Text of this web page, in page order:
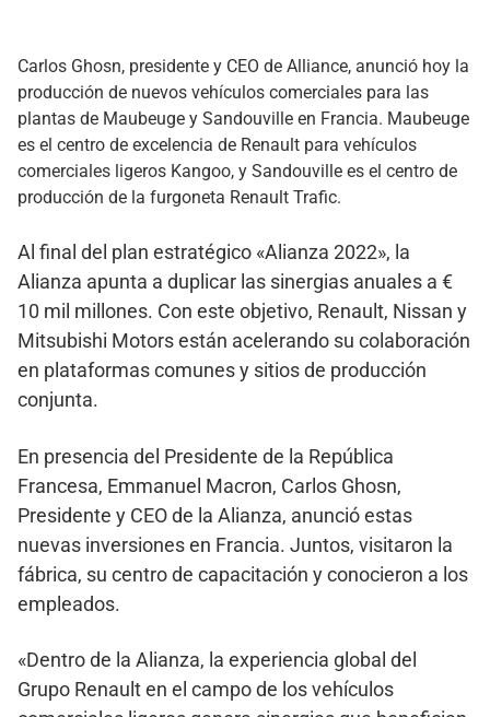
Carlos Ghosn, presidente y CEO de Alliance, anunció hoy la
producción de nuevos vehículos comerciales para las
plantas de Maubeuge y Sandouville en Francia. Maubeuge
es el centro de excelencia de Renault para vehículos
comerciales ligeros Kangoo, y Sandouville es el centro de
producción de la furgoneta Renault Trafic.
Al final del plan estratégico «Alianza 2022», la
Alianza apunta a duplicar las sinergias anuales a €
10 mil millones. Con este objetivo, Renault, Nissan y
Mitsubishi Motors están acelerando su colaboración
en plataformas comunes y sitios de producción
conjunta.
En presencia del Presidente de la República
Francesa, Emmanuel Macron, Carlos Ghosn,
Presidente y CEO de la Alianza, anunció estas
nuevas inversiones en Francia. Juntos, visitaron la
fábrica, su centro de capacitación y conocieron a los
empleados.
«Dentro de la Alianza, la experiencia global del
Grupo Renault en el campo de los vehículos